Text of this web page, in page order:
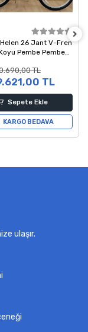
26 Jant V-Fren
Pembe Pembe
TL
TL
Sepete Ekle
KARGO BEDAVA
ulaşır.